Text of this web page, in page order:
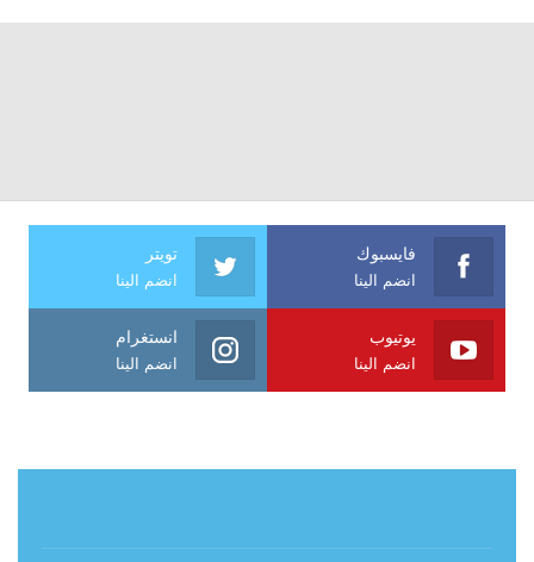
فايسبوك
انضم الينا
تويتر
انضم الينا
يوتيوب
انضم الينا
انستغرام
انضم الينا